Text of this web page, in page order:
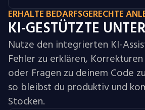
ERHALTE BEDARFSGERECHTE
KI-GESTÜTZTE
Nutze den integrierten KI-
Fehler zu erklären,
oder Fragen zu deinem Code
so bleibst du produktiv und
Stocken.